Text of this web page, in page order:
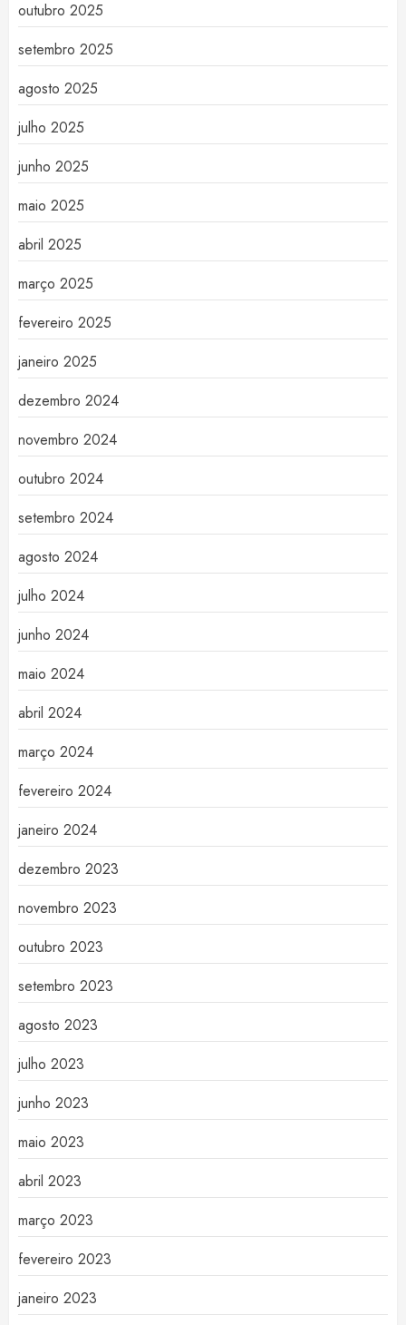
outubro 2025
setembro 2025
agosto 2025
julho 2025
junho 2025
maio 2025
abril 2025
março 2025
fevereiro 2025
janeiro 2025
dezembro 2024
novembro 2024
outubro 2024
setembro 2024
agosto 2024
julho 2024
junho 2024
maio 2024
abril 2024
março 2024
fevereiro 2024
janeiro 2024
dezembro 2023
novembro 2023
outubro 2023
setembro 2023
agosto 2023
julho 2023
junho 2023
maio 2023
abril 2023
março 2023
fevereiro 2023
janeiro 2023